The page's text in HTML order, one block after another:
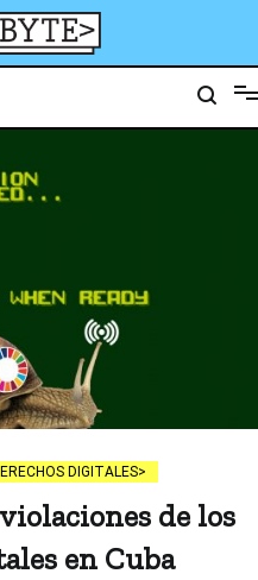
DIGITALES
de los
en Cuba